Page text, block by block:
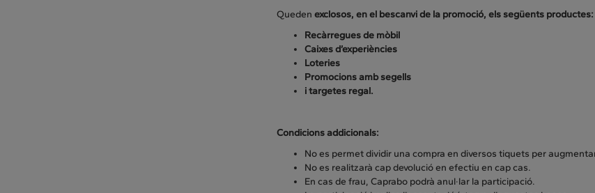
Queden exclosos, en el bescanvi de la promoció, els següents productes:
Recàrregues de mòbil
Caixes d’experiències
Loteries
Promocions amb segells
i targetes regal.
Condicions addicionals:
No es permet dividir una compra en diversos tiquets per
No es realitzarà cap devolució en efectiu en cap cas.
En cas de frau, Caprabo podrà anul·lar la participació.